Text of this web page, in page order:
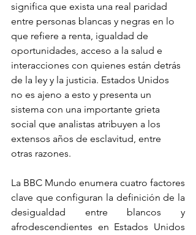
significa que exista una real paridad
entre personas blancas y negras en lo
que refiere a renta, igualdad de
oportunidades, acceso a la salud e
interacciones con quienes están detrás
de la ley y la justicia. Estados Unidos
no es ajeno a esto y presenta un
sistema con una importante grieta
social que analistas atribuyen a los
extensos años de esclavitud, entre
otras razones.
La BBC Mundo enumera cuatro factores
clave que configuran la definición de la
desigualdad entre blancos y
afrodescendientes en Estados Unidos